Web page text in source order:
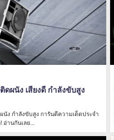
ดผนัง เสียงดี กำลังขับสูง
นัง กำลังขับสูง การันตีความเด็ดประจำ
านกันเลย...